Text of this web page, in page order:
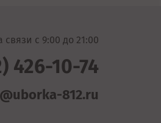
c 9:00 до 21:00
426-10-74
812.ru